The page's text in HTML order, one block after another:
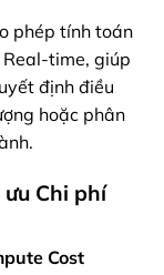
phép tính toán
Real-time, giúp
định điều
hoặc phân
Chi phí
Cost